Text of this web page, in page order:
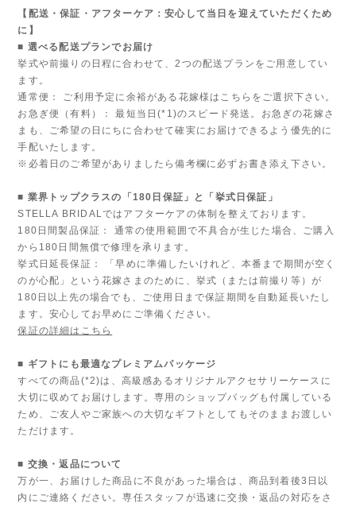
【配送・保証・アフターケア：安心して当日を迎えていただくため
に】
■ 選べる配送プランでお届け
挙式や前撮りの日程に合わせて、2つの配送プランをご用意してい
ます。
通常便： ご利用予定に余裕がある花嫁様はこちらをご選択下さい。
お急ぎ便（有料）： 最短当日(*1)のスピード発送。お急ぎの花嫁さ
まも、ご希望の日にちに合わせて確実にお届けできるよう優先的に
手配いたします。
※必着日のご希望がありましたら備考欄に必ずお書き添え下さい。
■ 業界トップクラスの「180日保証」と「挙式日保証」
STELLA BRIDALではアフターケアの体制を整えております。
180日間製品保証： 通常の使用範囲で不具合が生じた場合、ご購入
から180日間無償で修理を承ります。
挙式日延長保証： 「早めに準備したいけれど、本番まで期間が空く
のが心配」という花嫁さまのために、挙式（または前撮り等）が
180日以上先の場合でも、ご使用日まで保証期間を自動延長いたし
ます。安心してお早めにご準備ください。
保証の詳細はこちら
■ ギフトにも最適なプレミアムパッケージ
すべての商品(*2)は、高級感あるオリジナルアクセサリーケースに
大切に収めてお届けします。専用のショップバッグも付属している
ため、ご友人やご家族への大切なギフトとしてもそのままお渡しい
ただけます。
■ 交換・返品について
万が一、お届けした商品に不良があった場合は、商品到着後3日以
内にご連絡ください。専任スタッフが迅速に交換・返品の対応をさ